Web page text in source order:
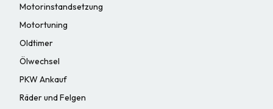
Motorinstandsetzung
Motortuning
Oldtimer
Ölwechsel
PKW Ankauf
Räder und Felgen